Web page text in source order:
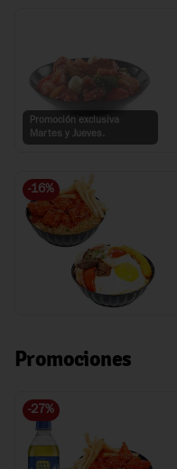
Promoción exclusiva
Martes y Jueves.
-16%
Promociones
-27%